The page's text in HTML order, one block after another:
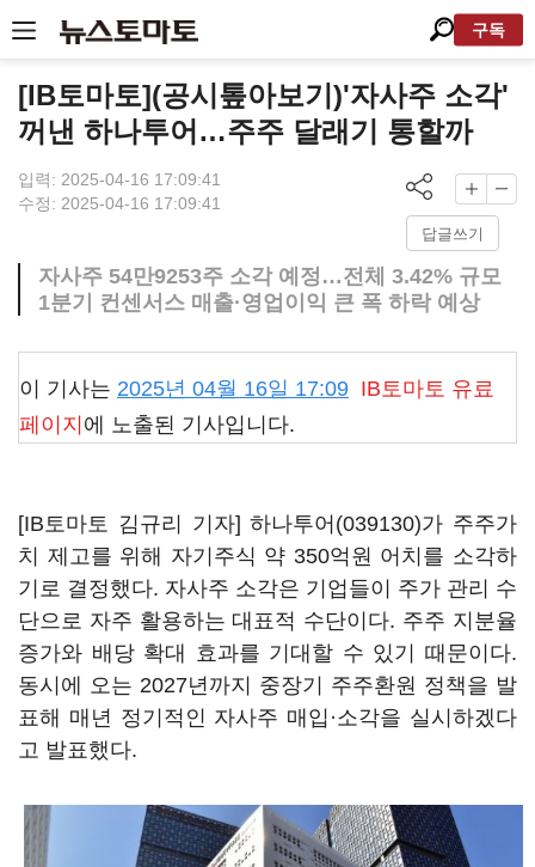
구독
[IB토마토](공시톺아보기)'자사주 소각'
꺼낸 하나투어…주주 달래기 통할까
입력: 2025-04-16 17:09:41
수정: 2025-04-16 17:09:41
답글쓰기
자사주 54만9253주 소각 예정…전체 3.42% 규모
1분기 컨센서스 매출·영업이익 큰 폭 하락 예상
이 기사는 2025년 04월 16일 17:09 IB토마토 유료
페이지 에 노출된 기사입니다.
[IB토마토 김규리 기자]하나투어(039130)가 주주가
치 제고를 위해 자기주식 약 350억원 어치를 소각하
기로 결정했다. 자사주 소각은 기업들이 주가 관리 수
단으로 자주 활용하는 대표적 수단이다. 주주 지분율
증가와 배당 확대 효과를 기대할 수 있기 때문이다.
동시에 오는 2027년까지 중장기 주주환원 정책을 발
표해 매년 정기적인 자사주 매입·소각을 실시하겠다
고 발표했다.